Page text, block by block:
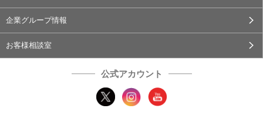
企業グループ情報
お客様相談室
公式アカウント